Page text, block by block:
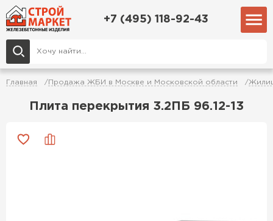
+7 (495) 118-92-43
Главная Продажа ЖБИ в Москве и Московской области
Плита перекрытия 3.2ПБ 96.12-13